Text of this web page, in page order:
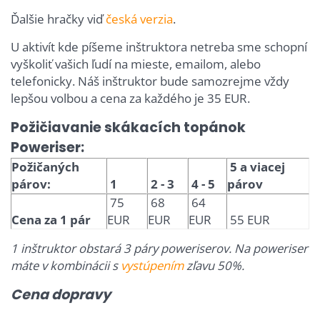
Ďalšie hračky viďčeská verzia.
U aktivít kde píšeme inštruktora netreba sme schopní
vyškoliť vašich ľudí na mieste, emailom, alebo
telefonicky. Náš inštruktor bude samozrejme vždy
lepšou volbou a cena za každého je 35 EUR.
Požičiavanie skákacích topánok
Poweriser:
Požičaných
párov:
1 2 - 3 4 - 5
5 a viacej
párov
Cena za 1 pár
75
EUR
68
EUR
64
EUR
55 EUR
1 inštruktor obstará 3 páry poweriserov. Na poweriser
máte v kombinácii s vystúpenímzľavu 50%.
Cena dopravy